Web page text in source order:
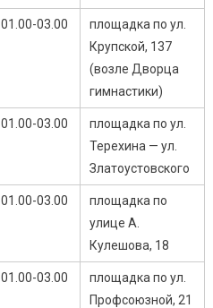
01.00-03.00
площадка по ул.
Крупской, 137
(возле Дворца
гимнастики)
01.00-03.00
площадка по ул.
Терехина — ул.
Златоустовского
01.00-03.00
площадка по
улице А.
Кулешова, 18
01.00-03.00
площадка по ул.
Профсоюзной, 21